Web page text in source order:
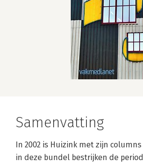
Samenvatting
In 2002 is Huizink met zijn
in deze bundel bestrijken de